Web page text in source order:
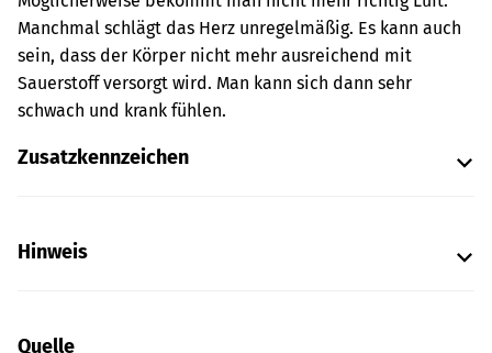
Manchmal schlägt das Herz unregelmäßig. Es kann auch
sein, dass der Körper nicht mehr ausreichend mit
Sauerstoff versorgt wird. Man kann sich dann sehr
schwach und krank fühlen.
Zusatzkennzeichen
Hinweis
Quelle